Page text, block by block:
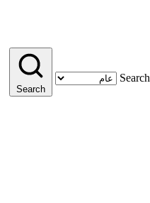
Search
Search